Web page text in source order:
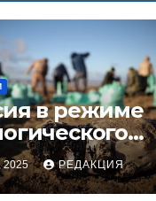
в режиме
2025 РЕДАКЦИЯ